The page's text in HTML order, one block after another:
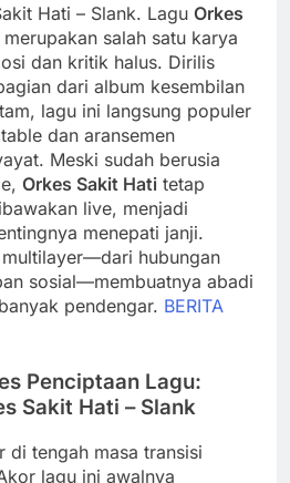
Hati – Slank. Lagu Orkes
salah satu karya
dan kritik halus. Dirilis
dari album kesembilan
lagu ini langsung populer
dan aransemen
Meski sudah berusia
Orkes Sakit Hati tetap
live, menjadi
menepati janji.
hubungan
sosial—membuatnya abadi
pendengar. BERITA
Penciptaan Lagu:
Sakit Hati – Slank
di tengah masa transisi
lagu ini awalnya